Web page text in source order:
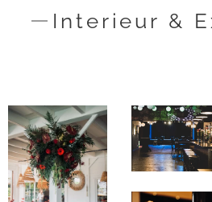
Interieur &